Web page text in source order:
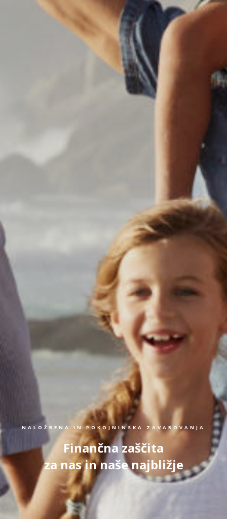
NALOŽBENA IN POKOJNINSKA ZAVAROVANJA
Finančna zaščita
za nas in naše najbližje